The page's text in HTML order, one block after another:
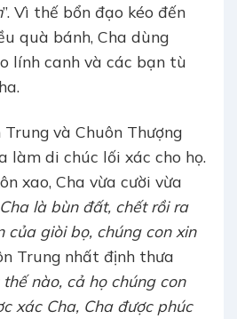
”. Vì thế bổn đạo kéo đến
quà bánh, Cha dùng
lính canh và các bạn tù
và Chuôn Thượng
làm di chúc lối xác cho họ.
xao, Cha vừa cười vừa
là bùn đất, chết rồi ra
của giòi bọ, chúng con xin
Trung nhất định thưa
nào, cả họ chúng con
xác Cha, Cha được phúc